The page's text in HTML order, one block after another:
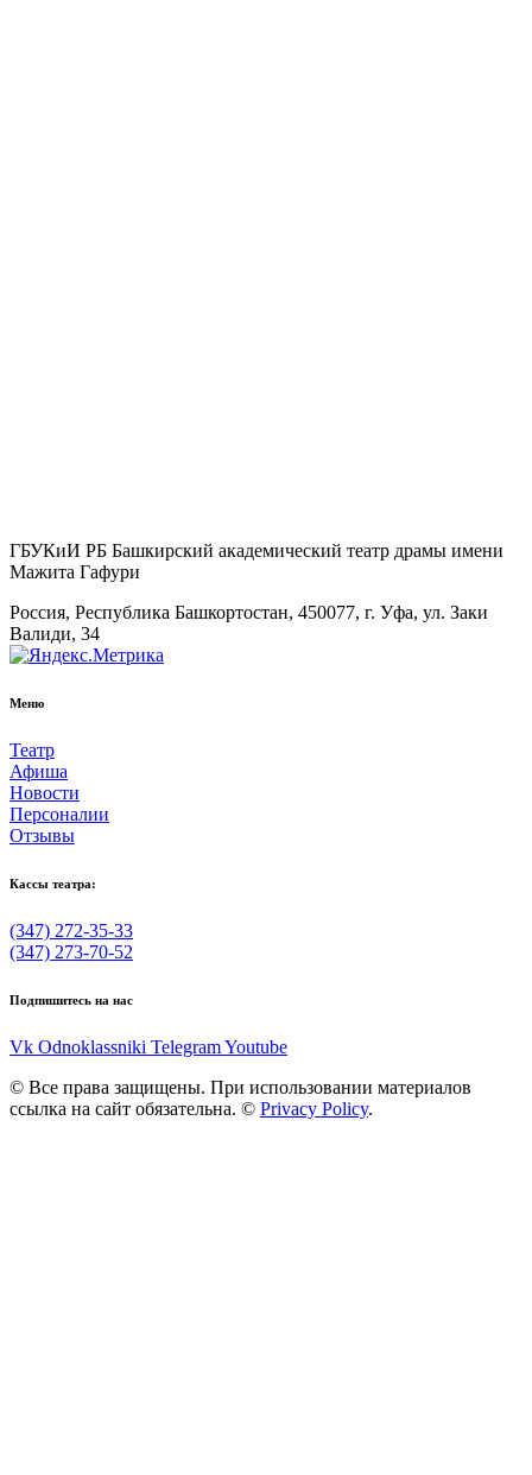
ГБУКиИ РБ Башкирский академический театр драмы имени
Мажита Гафури
Россия, Республика Башкортостан, 450077, г. Уфа, ул. Заки
Валиди, 34
Меню
Театр
Афиша
Новости
Персоналии
Отзывы
Кассы театра:
(347) 272-35-33
(347) 273-70-52
Подпишитесь на нас
Vk Odnoklassniki TelegramYoutube
© Все права защищены. При использовании материалов
ссылка на сайт обязательна. © Privacy Policy.